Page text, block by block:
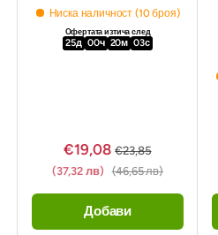
Ниска наличност (10 броя)
Офертата изтича след
25д 00ч 20м 02с
€19,08 €23,85
(37,32 лв) (46,65 лв)
Добави